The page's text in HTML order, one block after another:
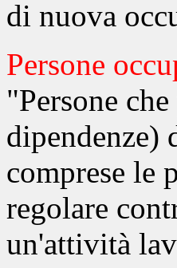
di nuova
Persone
"Persone
dipendenze)
comprese le
regolare
un'attività